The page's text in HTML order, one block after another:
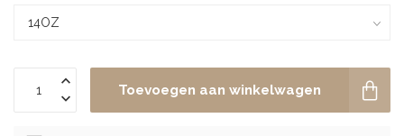
Toevoegen aan winkelwagen